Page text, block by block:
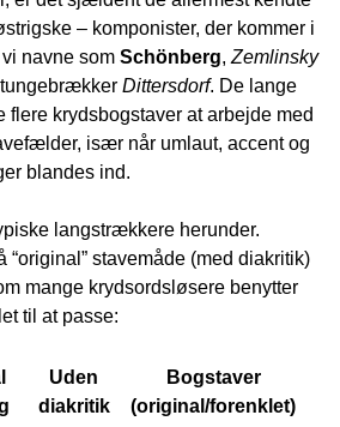
– komponister, der kommer i
navne som Schönberg, Zemlinsky
Dittersdorf. De lange
flere krydsbogstaver at arbejde med
især når umlaut, accent og
blandes ind.
langstrækkere herunder.
stavemåde (med diakritik)
mange krydsordsløsere benytter
til at passe:
Uden
diakritik
Bogstaver
(original/forenklet)